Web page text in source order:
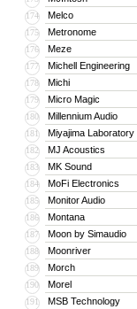
174 Melco
175 Metronome
176 Meze
177 Michell Engineering
178 Michi
179 Micro Magic
180 Millennium Audio
181 Miyajima Laboratory
182 MJ Acoustics
183 MK Sound
184 MoFi Electronics
185 Monitor Audio
186 Montana
187 Moon by Simaudio
188 Moonriver
189 Morch
190 Morel
191 MSB Technology